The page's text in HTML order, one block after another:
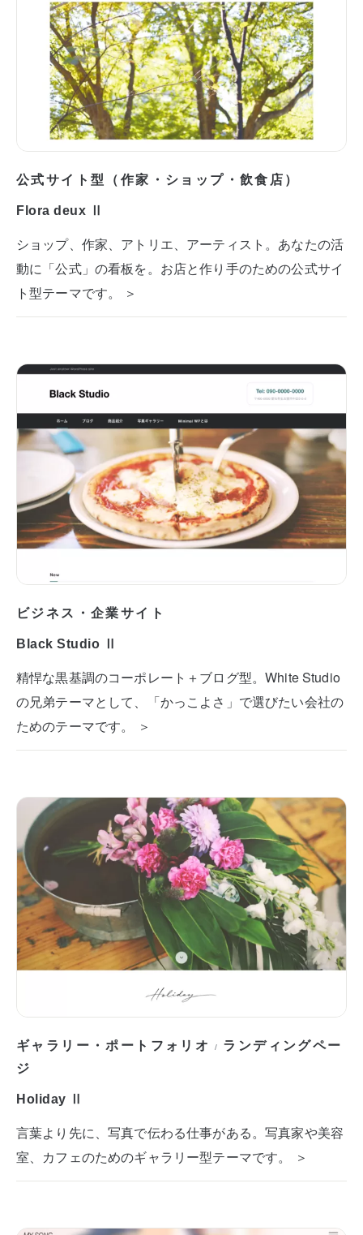
公式サイト型（作家・ショップ・飲食店）
Flora deux Ⅱ
ショップ、作家、アトリエ、アーティスト。あなたの活
動に「公式」の看板を。お店と作り手のための公式サイ
ト型テーマです。 ＞
ビジネス・企業サイト
Black Studio Ⅱ
精悍な黒基調のコーポレート＋ブログ型。White Studio
の兄弟テーマとして、「かっこよさ」で選びたい会社の
ためのテーマです。 ＞
ギャラリー・ポートフォリオ / ランディングペー
ジ
Holiday Ⅱ
言葉より先に、写真で伝わる仕事がある。写真家や美容
室、カフェのためのギャラリー型テーマです。 ＞